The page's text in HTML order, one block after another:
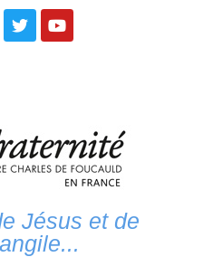
Jésus et de